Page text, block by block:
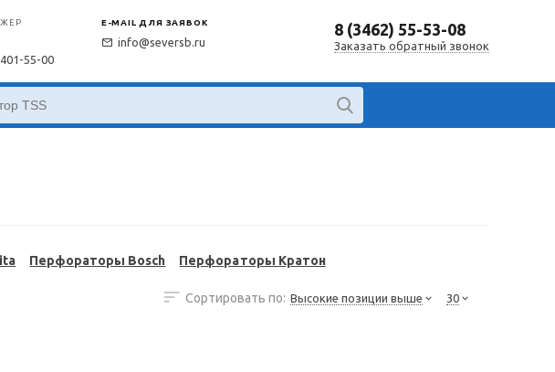
55-00
E-MAIL ДЛЯ ЗАЯВОК
info@seversb.ru
8 (3462) 55-53-08
Заказать обратный звонок
Перфораторы Bosch Перфораторы Кратон
Сортировать по: Высокие позиции выше 30